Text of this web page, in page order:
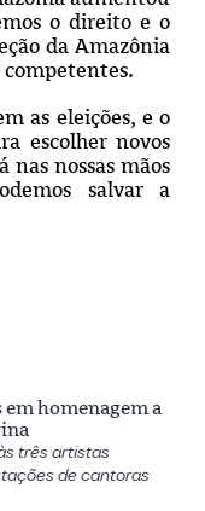
o direito e o
da Amazônia
competentes.
as eleições, e o
escolher novos
nossas mãos
salvar a
homenagem a
três artistas
de cantoras